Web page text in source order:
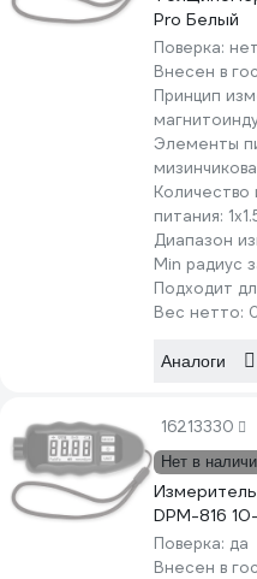
Pro Белый
Поверка: нет
Внесен в
Принцип
Элементы
питания:
Диапазон
Min радиус
Подходит
Вес нетто:
Аналоги
16213330
Нет в
DPM-816
Поверка: да
Внесен в